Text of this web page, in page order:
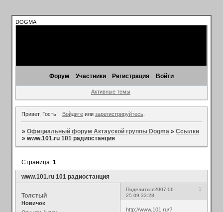
DOGMA
Форум Участники Регистрация Войти
Активные темы
Привет, Гость! Войдитеили зарегистрируйтесь.
»Официальный форум Актауской группы Dogma »Ссылки
»www.101.ru 101 радиостанция
www.101.ru 101 радиостанция
Страница:1
Поделиться 1
2007-06-
25 09:33:28
Толстый
Новичок
http://www.101.ru/?